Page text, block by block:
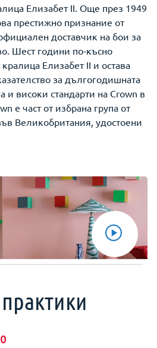
Елизабет II. Още през 1949
престижно признание от
доставчик на бои за
Шест години по-късно
Елизабет II и остава
за дългогодишната
и високи стандарти на Crown в
е част от избрана група от
Великобритания, удостоени